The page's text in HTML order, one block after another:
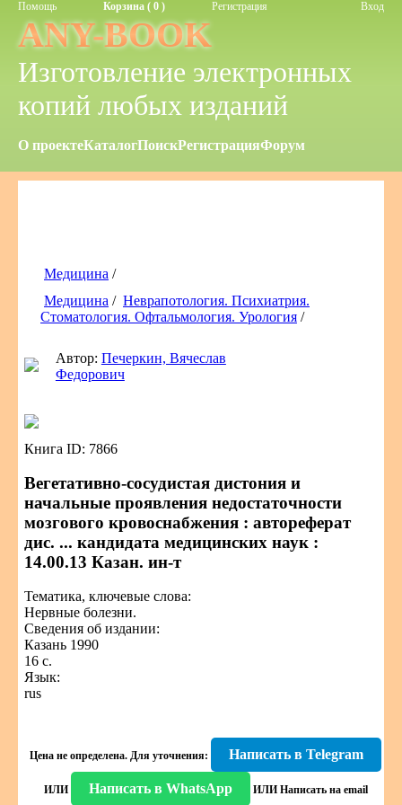
Помощь Корзина ( 0 ) Регистрация Вход
ANY-BOOK
Изготовление электронных
копий любых изданий
О проектеКаталогПоискРегистрацияФорум
Медицина /
Медицина / Неврапотология. Психиатрия.
Стоматология. Офтальмология. Урология /
Автор: Печеркин, Вячеслав
Федорович
Книга ID: 7866
Вегетативно-сосудистая дистония и
начальные проявления недостаточности
мозгового кровоснабжения : автореферат
дис. ... кандидата медицинских наук :
14.00.13 Казан. ин-т
Тематика, ключевые слова:
Нервные болезни.
Сведения об издании:
Казань 1990
16 с.
Язык:
rus
Цена не определена. Для уточнения: Написать в Telegram
ИЛИ Написать в WhatsApp ИЛИ Написать на email